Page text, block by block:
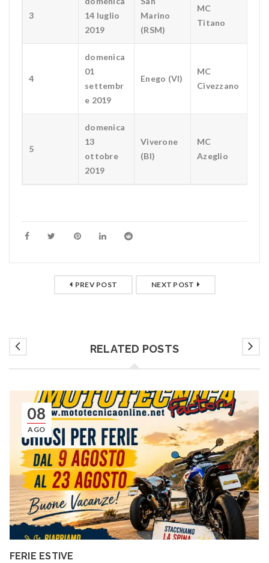
3
14 luglio
2019
Marino
(RSM)
MC
Titano
4
domenica
01
settembr
e 2019
Enego (VI)
MC
Civezzano
5
domenica
13
ottobre
2019
Viverone
(BI)
MC
Azeglio
PREV POST NEXT POST
RELATED POSTS
08
AGO
FERIE ESTIVE